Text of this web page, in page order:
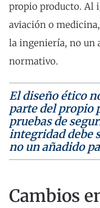
propio producto. Al
aviación o
la ingeniería, no un
normativo.
El diseño ético
parte del propio
pruebas de
integridad debe
no un añadido
Cambios